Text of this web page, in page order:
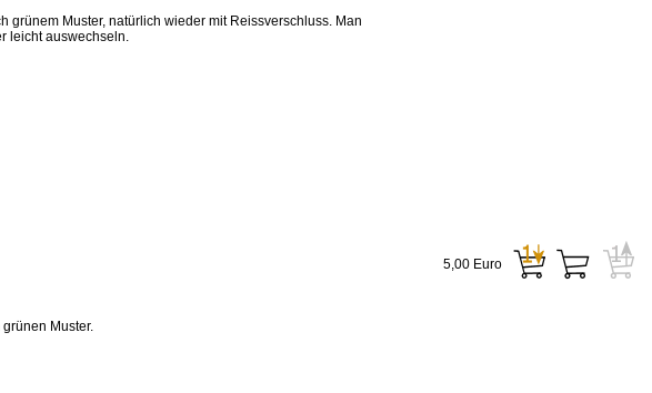
grünem Muster, natürlich wieder mit Reissverschluss. Man
leicht auswechseln.
Muster.
5,00 Euro